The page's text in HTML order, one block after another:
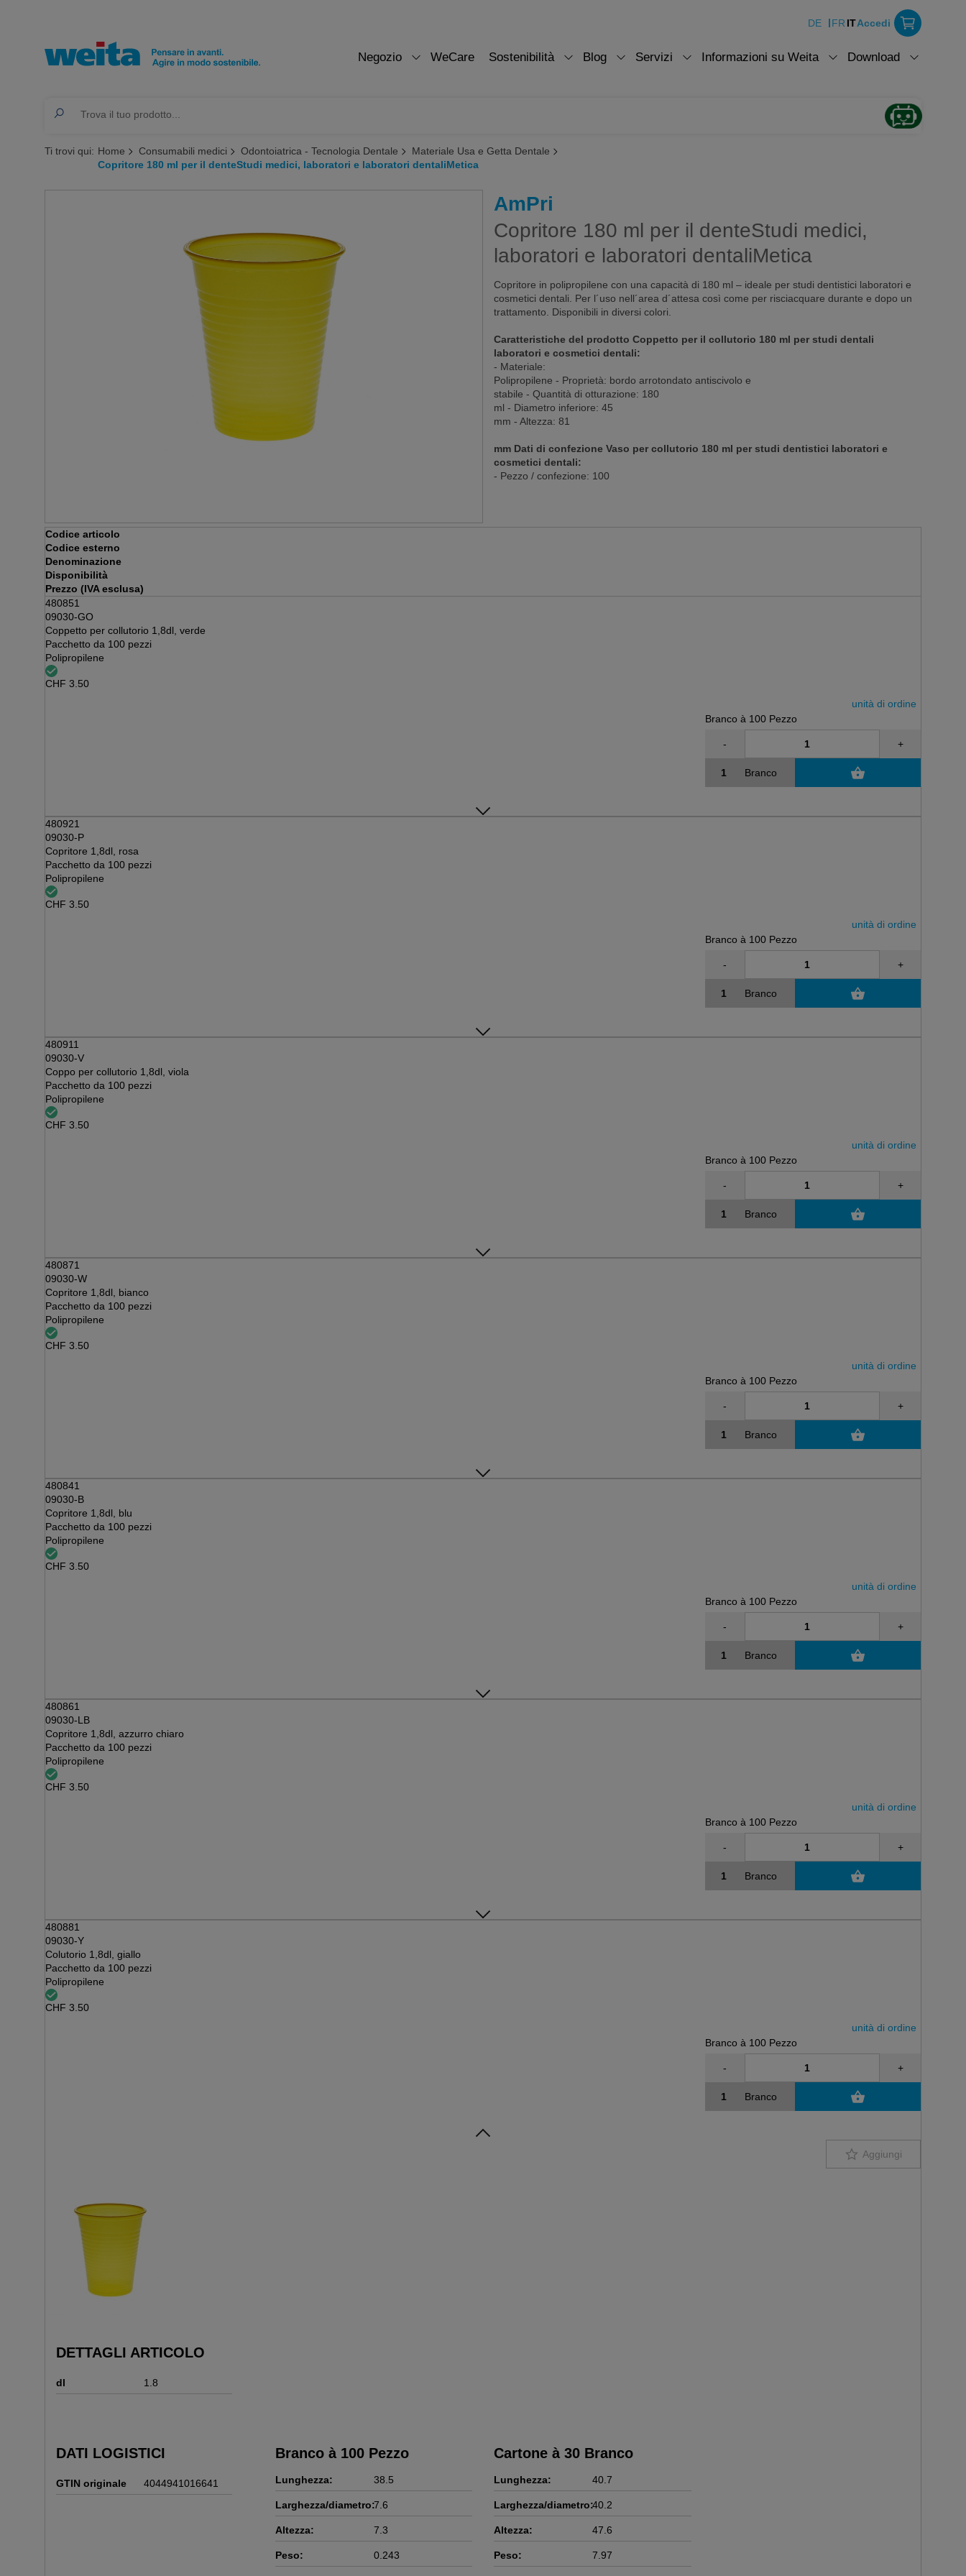
DE FR ITAccedi
Negozio WeCare Sostenibilità Blog Servizi Informazioni su Weita Download
Ti trovi qui: Home Consumabili medici Odontoiatrica - Tecnologia Dentale
Materiale Usa e Getta Dentale
Copritore 180 ml per il denteStudi medici, laboratori e laboratori dentaliMetica
AmPri
Copritore 180 ml per il denteStudi medici,
laboratori e laboratori dentaliMetica
Copritore in polipropilene con una capacità di 180 ml – ideale per studi dentistici laboratori e
cosmetici dentali. Per l´uso nell´area d´attesa così come per risciacquare durante e dopo un
trattamento. Disponibili in diversi colori.
Caratteristiche del prodotto Coppetto per il collutorio 180 ml per studi dentali
laboratori e cosmetici dentali:
- Materiale:
Polipropilene - Proprietà: bordo arrotondato antiscivolo e
stabile - Quantità di otturazione: 180
ml - Diametro inferiore: 45
mm - Altezza: 81
mm Dati di confezione Vaso per collutorio 180 ml per studi dentistici laboratori e
cosmetici dentali:
- Pezzo / confezione: 100
Codice articolo
Codice esterno
Denominazione
Disponibilità
Prezzo (IVA esclusa)
480851
09030-GO
Coppetto per collutorio 1,8dl, verde
Pacchetto da 100 pezzi
Polipropilene
CHF 3.50
unità di ordine
Branco à 100 Pezzo
- +
Branco
480921
09030-P
Copritore 1,8dl, rosa
Pacchetto da 100 pezzi
Polipropilene
CHF 3.50
unità di ordine
Branco à 100 Pezzo
- +
Branco
480911
09030-V
Coppo per collutorio 1,8dl, viola
Pacchetto da 100 pezzi
Polipropilene
CHF 3.50
unità di ordine
Branco à 100 Pezzo
- +
Branco
480871
09030-W
Copritore 1,8dl, bianco
Pacchetto da 100 pezzi
Polipropilene
CHF 3.50
unità di ordine
Branco à 100 Pezzo
- +
Branco
480841
09030-B
Copritore 1,8dl, blu
Pacchetto da 100 pezzi
Polipropilene
CHF 3.50
unità di ordine
Branco à 100 Pezzo
- +
Branco
480861
09030-LB
Copritore 1,8dl, azzurro chiaro
Pacchetto da 100 pezzi
Polipropilene
CHF 3.50
unità di ordine
Branco à 100 Pezzo
- +
Branco
480881
09030-Y
Colutorio 1,8dl, giallo
Pacchetto da 100 pezzi
Polipropilene
CHF 3.50
unità di ordine
Branco à 100 Pezzo
- +
Branco
Aggiungi
DETTAGLI ARTICOLO
dl 1.8
DATI LOGISTICI
GTIN originale 4044941016641
Branco à 100 Pezzo
Lunghezza: 38.5
Larghezza/diametro:7.6
Altezza: 7.3
Peso: 0.243
Cartone à 30 Branco
Lunghezza: 40.7
Larghezza/diametro:40.2
Altezza: 47.6
Peso: 7.97